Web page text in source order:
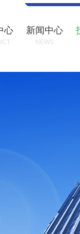
心 新闻中心
NEWS